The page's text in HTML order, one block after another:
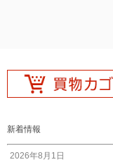
新着情報
2026年8月1日